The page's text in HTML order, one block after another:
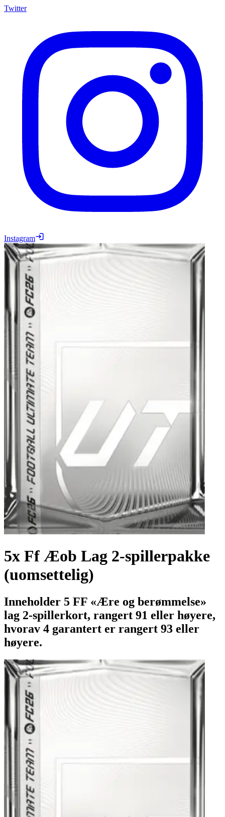
Twitter
Instagram
5x Ff Æob Lag 2-spillerpakke
(uomsettelig)
Inneholder 5 FF «Ære og berømmelse»
lag 2-spillerkort, rangert 91 eller høyere,
hvorav 4 garantert er rangert 93 eller
høyere.